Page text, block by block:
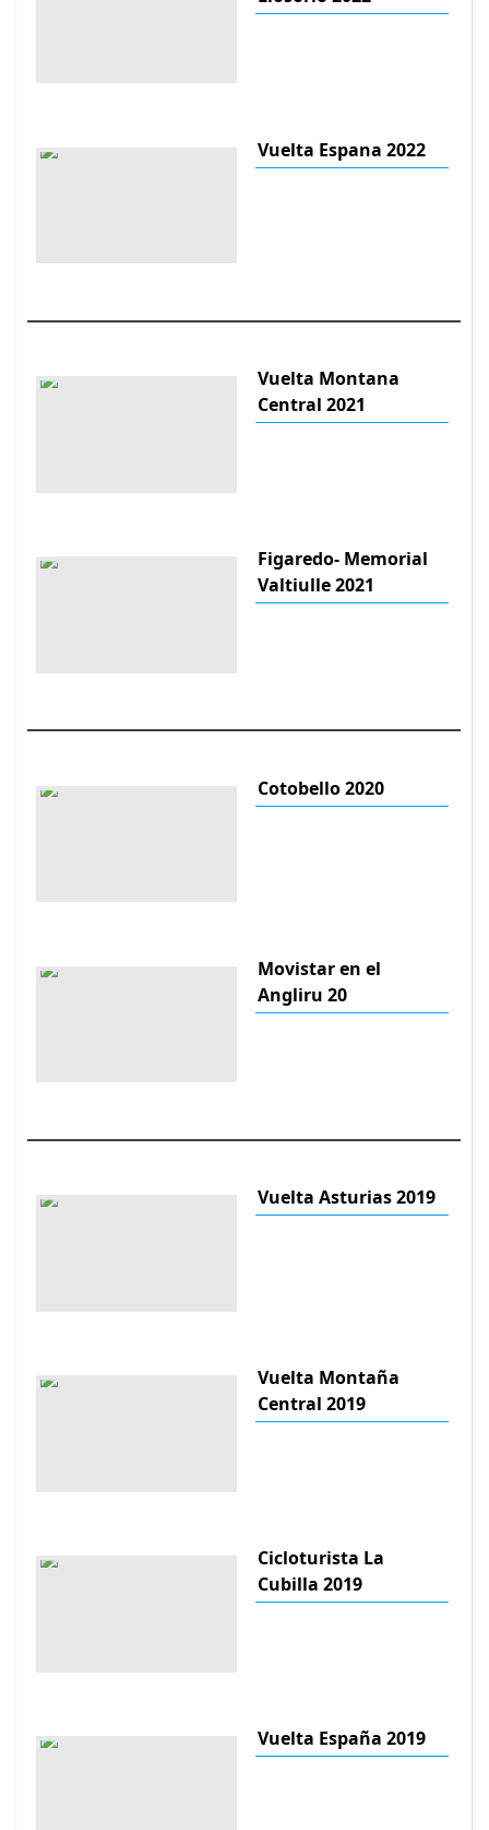
Vuelta Espana 2022
Vuelta Montana
Central 2021
Figaredo- Memorial
Valtiulle 2021
Cotobello 2020
Movistar en el
Angliru 20
Vuelta Asturias 2019
Vuelta Montaña
Central 2019
Cicloturista La
Cubilla 2019
Vuelta España 2019